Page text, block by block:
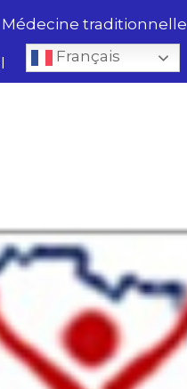
Médecine traditionnelle
Français